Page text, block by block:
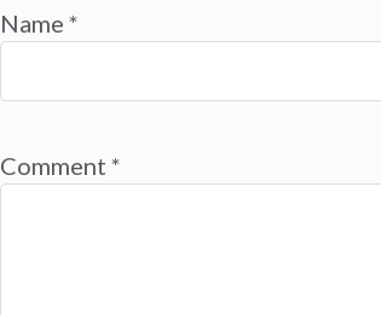
Name *
Comment *